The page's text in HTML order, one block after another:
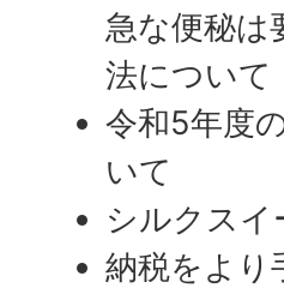
急な便秘は
法について
令和5年度
いて
シルクスイ
納税をより